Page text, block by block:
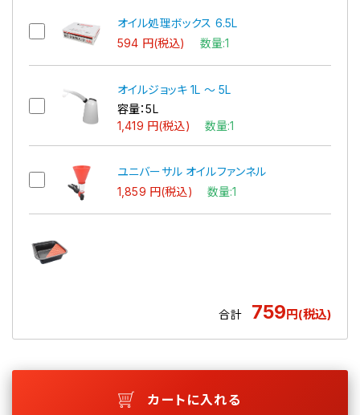
オイル処理ボックス 6.5L
594 円(税込) 数量:1
オイルジョッキ 1L ～ 5L
容量：5L
1,419 円(税込) 数量:1
ユニバーサル オイルファンネル
1,859 円(税込) 数量:1
合計 759円(税込)
カートに入れる